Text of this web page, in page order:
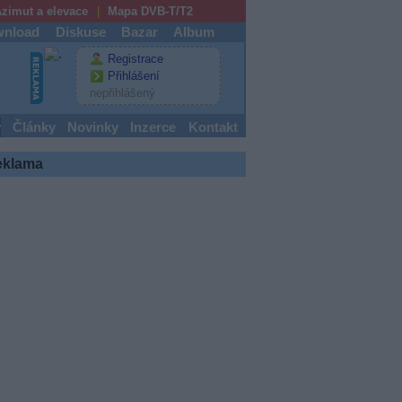
a elevace Mapa DVB-T/T2
Diskuse Bazar Album
Registrace
Přihlášení
nepřihlášený
Články Novinky Inzerce Kontakt